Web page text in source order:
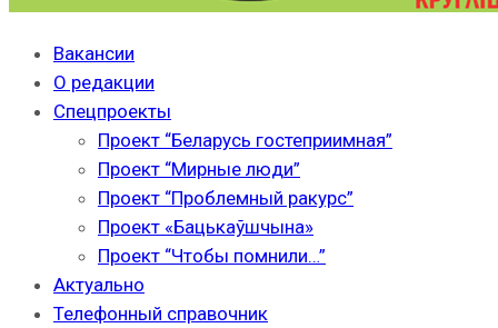
Вакансии
О редакции
Спецпроекты
Проект “Беларусь гостеприимная”
Проект “Мирные люди”
Проект “Проблемный ракурс”
Проект «Бацькаўшчына»
Проект “Чтобы помнили…”
Актуально
Телефонный справочник